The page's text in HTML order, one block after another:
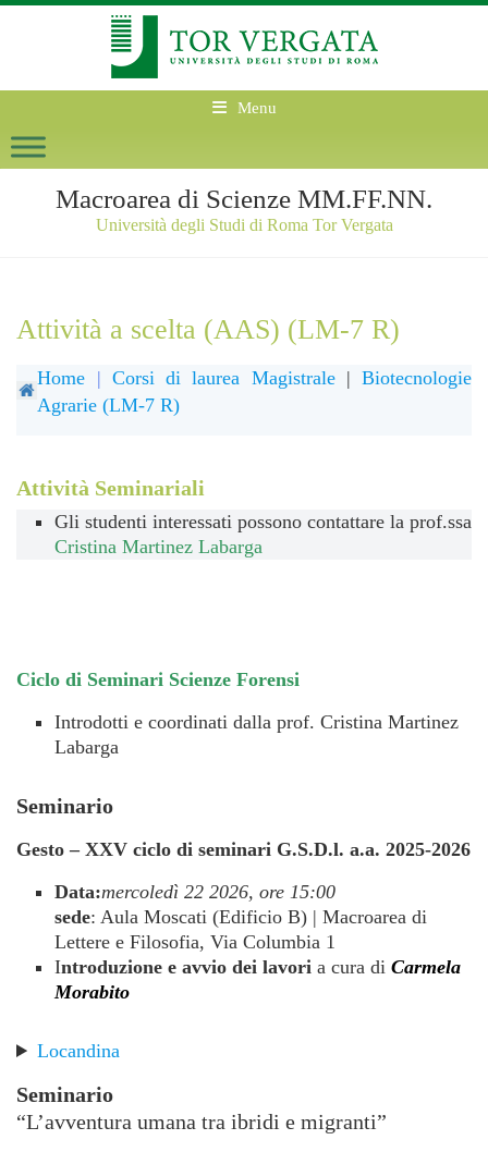
Menu
Macroarea di Scienze MM.FF.NN.
Università degli Studi di Roma Tor Vergata
Attività a scelta (AAS) (LM-7 R)
Home | Corsi di laurea Magistrale | Biotecnologie
Agrarie (LM-7 R)
Attività Seminariali
Gli studenti interessati possono contattare la prof.ssa
Cristina Martinez Labarga
Ciclo di Seminari Scienze Forensi
Introdotti e coordinati dalla prof. Cristina Martinez
Labarga
Seminario
Gesto – XXV ciclo di seminari G.S.D.l. a.a. 2025-2026
Data:mercoledì 22 2026, ore 15:00
sede: Aula Moscati (Edificio B) | Macroarea di
Lettere e Filosofia, Via Columbia 1
Introduzione e avvio dei lavori a cura di Carmela
Morabito
Locandina
Seminario
“L’avventura umana tra ibridi e migranti”